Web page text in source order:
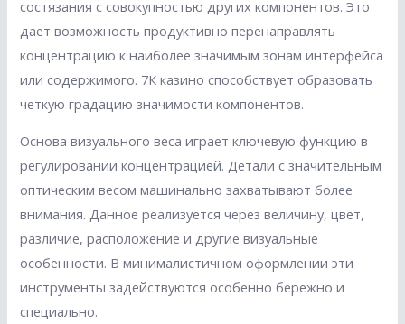
состязания с совокупностью других компонентов. Это
дает возможность продуктивно перенаправлять
концентрацию к наиболее значимым зонам интерфейса
или содержимого. 7К казино способствует образовать
четкую градацию значимости компонентов.
Основа визуального веса играет ключевую функцию в
регулировании концентрацией. Детали с значительным
оптическим весом машинально захватывают более
внимания. Данное реализуется через величину, цвет,
различие, расположение и другие визуальные
особенности. В минималистичном оформлении эти
инструменты задействуются особенно бережно и
специально.